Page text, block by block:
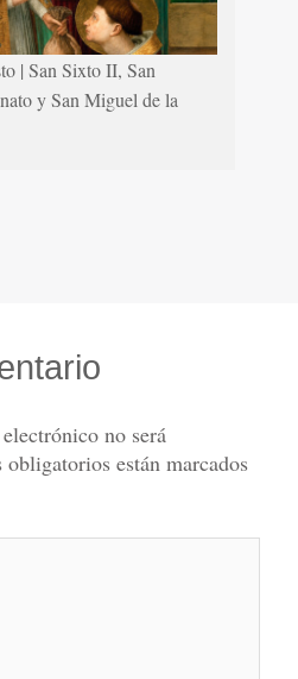
| San Sixto II, San
y San Miguel de la
no será
obligatorios están marcados